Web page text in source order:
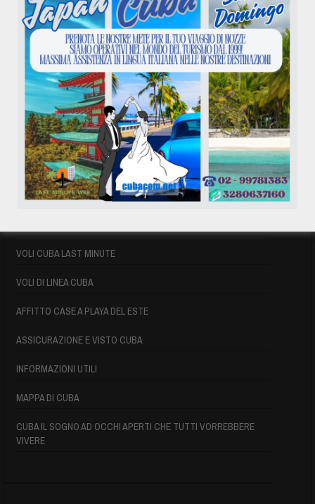
VOLI BRASILE
VOLI DI LINEA BRASILE
BRASILE LE SUE DESTINAZIONI
INFORMAZIONI UTILI BRASILE
SIGLE AEROPORTUALI
VOLI CUBA
VOLI CUBA LAST MINUTE
VOLI DI LINEA CUBA
AFFITTO CASE A PLAYA DEL ESTE
ASSICURAZIONE E VISTO CUBA
INFORMAZIONI UTILI
MAPPA DI CUBA
CUBA IL SOGNO AD OCCHI APERTI CHE TUTTI VORREBBERE
VIVERE